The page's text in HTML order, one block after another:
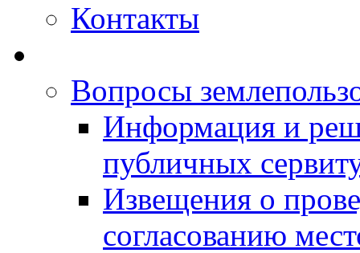
Контакты
Вопросы
Информация и
публичных
Извещения о
согласованию